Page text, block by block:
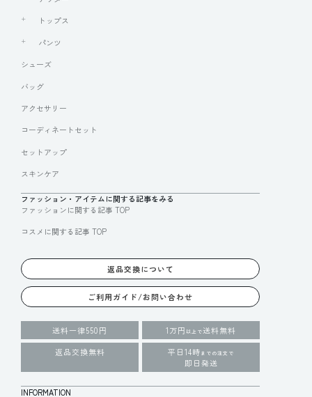
トップス
パンツ
シューズ
バッグ
アクセサリー
コーディネートセット
セットアップ
スキンケア
ファッション・アイテムに関する記事をみる
ファッションに関する記事 TOP
コスメに関する記事 TOP
返品交換について
ご利用ガイド/お問い合わせ
送料一律550円 1万円 以上で送料無料
返品交換無料
平日14時 までの注文で
即日発送
INFORMATION